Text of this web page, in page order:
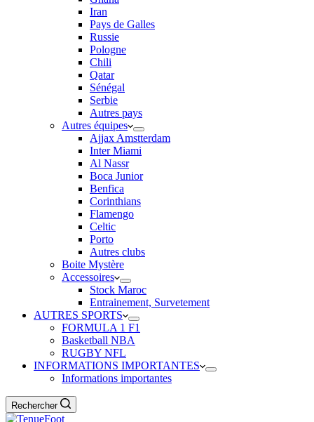
Iran
Pays de Galles
Russie
Pologne
Chili
Qatar
Sénégal
Serbie
Autres pays
Autres équipes
Ajjax Amstterdam
Inter Miami
Al Nassr
Boca Junior
Benfica
Corinthians
Flamengo
Celtic
Porto
Autres clubs
Boite Mystère
Accessoires
Stock Maroc
Entrainement, Survetement
AUTRES SPORTS
FORMULA 1 F1
Basketball NBA
RUGBY NFL
INFORMATIONS IMPORTANTES
Informations importantes
Rechercher